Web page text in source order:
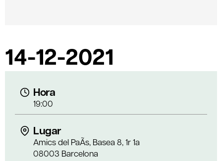
14-12-2021
Hora
19:00
Lugar
Amics del PaÃ­s, Basea 8, 1r 1a
08003 Barcelona